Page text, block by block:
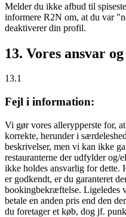
Melder du ikke afbud til
informere R2N om, at du var
deaktiverer din profil.
13. Vores ansvar
13.1
Fejl i information:
Vi gør vores allerypperste for,
korrekte, herunder i
beskrivelser, men vi kan ikke
restauranterne der udfylder og/
ikke holdes ansvarlig for dette.
er godkendt, er du garanteret
bookingbekræftelse. Ligeledes
betale en anden pris end den
du foretager et køb, dog jf.